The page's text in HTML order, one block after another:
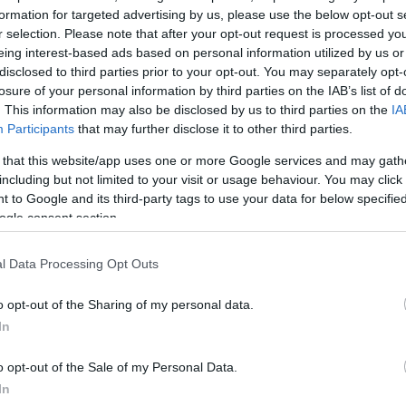
for targeted advertising by us, please use the below opt-out
selection. Please note that after your opt-out request is processed
interest-based ads based on personal information utilized by us
to third parties prior to your opt-out. You may separately
of your personal information by third parties on the IAB’s list of
This information may also be disclosed by us to third parties on the
Participants that may further disclose it to other third parties.
that this website/app uses one or more Google services and may
but not limited to your visit or usage behaviour. You may
to Google and its third-party tags to use your data for below
consent section.
Data Processing Opt Outs
opt-out of the Sharing of my personal data.
opt-out of the Sale of my Personal Data.
Οικονομίες (Γερμανία, Γαλλία, Ιταλία,
61 συστημικές Τράπεζες.
πληθυσμιακά με τις δύο χώρες του
με 60 εκατ. πληθυσμό, Ισπανία με 48 εκατ.
για υπερσυγκέντρωση. Στην Ιταλία αντιστοιχεί
για κάθε 10 εκατ. κατοίκους, στην Ισπανία για
και στην Ελλάδα για κάθε 2,5 εκατ. κατοίκους.
τα ίδια πάνω από μια δεκαετία (από το 2013).
έχουν αδειοδοτηθεί και λειτουργούν 34 πιστωτικά
οποίων και τρεις συνεταιριστικές τράπεζες. Γι’
2026 να καταργηθούν οι γεωγραφικοί